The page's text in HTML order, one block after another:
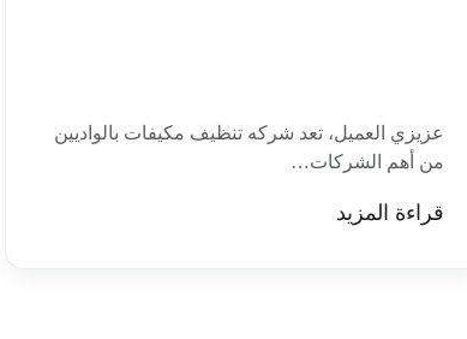
عزيزي العميل، تعد شركه تنظيف مكيفات بالواديين
من أهم الشركات…
قراءة المزيد